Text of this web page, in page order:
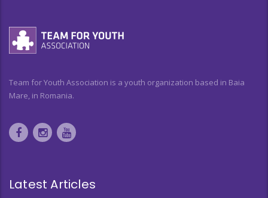
Team for Youth Association is a youth organization based in Baia
Mare, in Romania.
Latest Articles